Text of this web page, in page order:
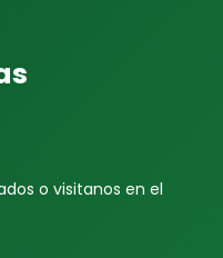
o visitanos en el